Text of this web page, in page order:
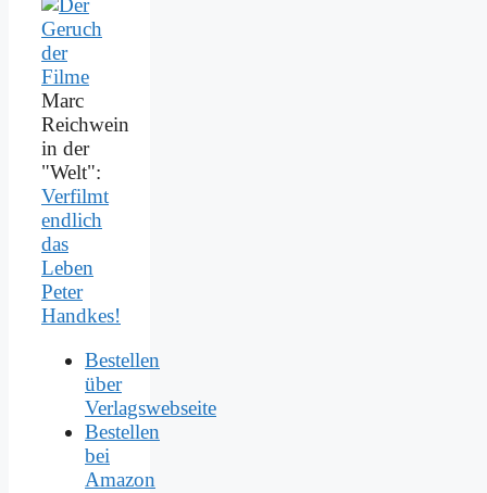
Marc
Reichwein
in der
"Welt":
Verfilmt
endlich
das
Leben
Peter
Handkes!
Bestellen
über
Verlagswebseite
Bestellen
bei
Amazon